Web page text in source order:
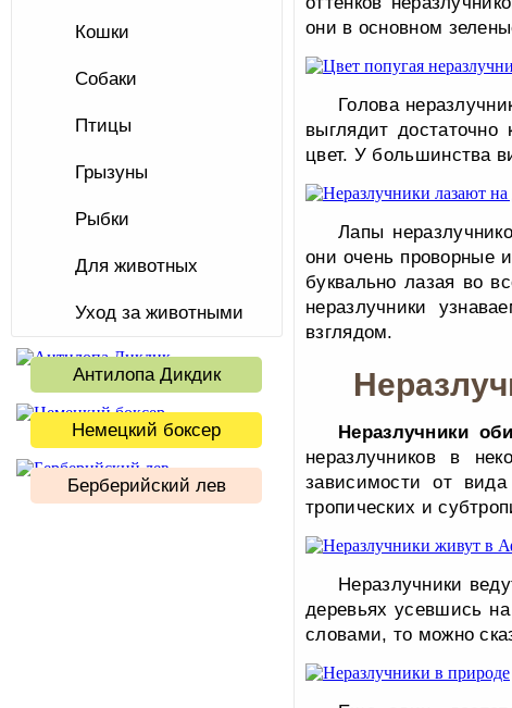
они в основном
Голова
выглядит
цвет. У большинства
Лапы
они очень проворные
буквально лазая во
неразлучники
взглядом.
Неразлучники
неразлучников в
зависимости от
тропических и
Неразлучники
деревьях усевшись
словами, то можно
Кошки
Собаки
Птицы
Грызуны
Рыбки
Для животных
Уход за животными
Антилопа Дикдик
Немецкий боксер
Берберийский лев